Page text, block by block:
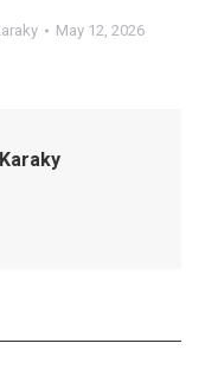
May 12, 2026